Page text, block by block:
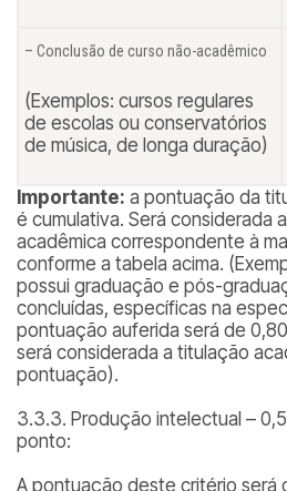
– Conclusão de curso não-acadêmico
(Exemplos: cursos regulares
de escolas ou conservatórios
de música, de longa duração)
Importante: a pontuação da
é cumulativa. Será considerada
acadêmica correspondente à
conforme a tabela acima. (
possui graduação e pós-
concluídas, específicas na
pontuação auferida será de
será considerada a titulação
pontuação).
3.3.3. Produção intelectual –
ponto:
A pontuação deste critério será